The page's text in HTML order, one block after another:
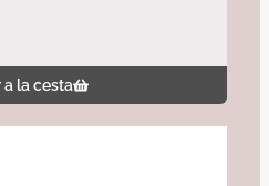
a la cesta